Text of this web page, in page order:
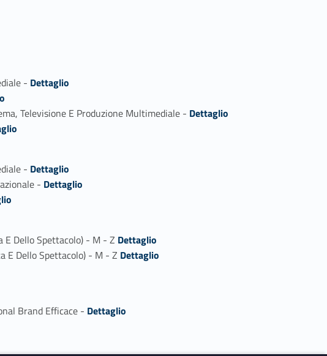
- Link identifier #identifier_person_191778-1
Dettaglio
Televisione E Produzione Multimediale - Link identifier #identifier_person_22270-3
Dettaglio
- Link identifier #identifier_person_23097-1
Dettaglio
- Link identifier #identifier_person_39120-2
Dettaglio
E Dello Spettacolo) - M - Z Link identifier #identifier_person_136658-1
Dettaglio
E Dello Spettacolo) - M - Z Link identifier #identifier_person_171369-2
Dettaglio
Brand Efficace - Link identifier #identifier_person_194466-1
Dettaglio